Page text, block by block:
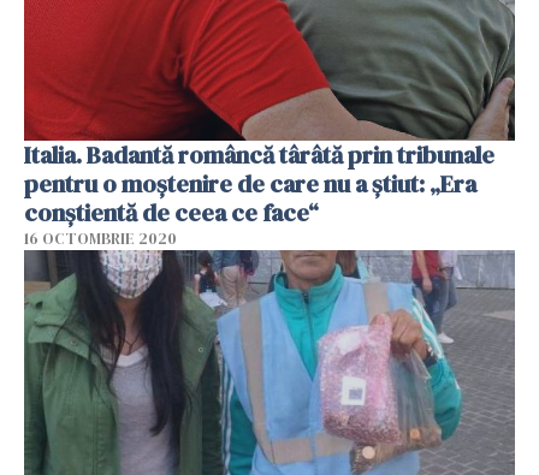
Italia. Badantă româncă târâtă prin tribunale
pentru o moștenire de care nu a știut: „Era
conștientă de ceea ce face“
16 OCTOMBRIE 2020